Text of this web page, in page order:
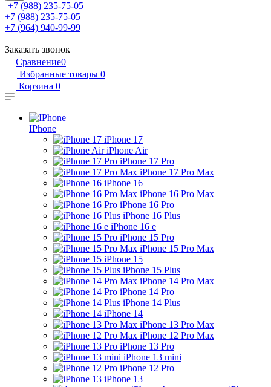
+7 (988) 235-75-05
+7 (988) 235-75-05
+7 (964) 940-99-99
Заказать звонок
Сравнение0
Избранные товары 0
Корзина 0
IPhone
iPhone 17
iPhone Air
iPhone 17 Pro
iPhone 17 Pro Max
iPhone 16
iPhone 16 Pro Max
iPhone 16 Pro
iPhone 16 Plus
iPhone 16 e
iPhone 15 Pro
iPhone 15 Pro Max
iPhone 15
iPhone 15 Plus
iPhone 14 Pro Max
iPhone 14 Pro
iPhone 14 Plus
iPhone 14
iPhone 13 Pro Max
iPhone 12 Pro Max
iPhone 13 Pro
iPhone 13 mini
iPhone 12 Pro
iPhone 13